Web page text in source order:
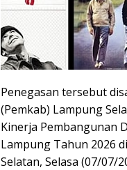
Penegasan tersebut
(Pemkab) Lampung
Kinerja Pembangunan
Lampung Tahun 2026
Selatan, Selasa (07/07/